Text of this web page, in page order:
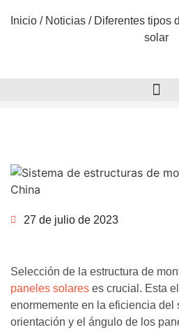
Inicio / Noticias / Diferentes tipos
solar
27 de julio de 2023
Selección de la estructura de
paneles solares es crucial. Esta
enormemente en la eficiencia del
orientación y el ángulo de los